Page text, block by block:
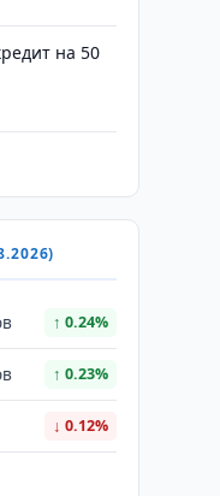
на 50
↑ 0.24%
↑ 0.23%
↓ 0.12%